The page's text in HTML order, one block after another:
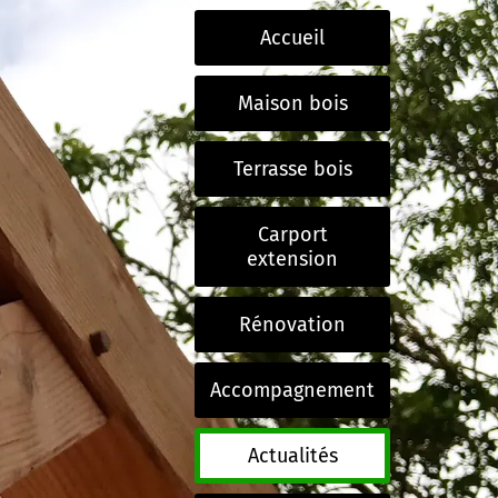
Accueil
Maison bois
Terrasse bois
Carport
extension
Rénovation
Accompagnement
Actualités